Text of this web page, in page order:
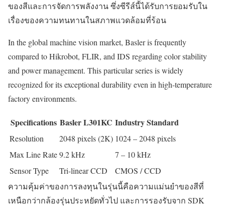
ของสีและการจัดการพลังงาน ซึ่งซีรีส์นี้ได้รับการยอมรับใน
เรื่องของความทนทานในสภาพแวดล้อมที่ร้อน
In the global machine vision market, Basler is frequently
compared to Hikrobot, FLIR, and IDS regarding color stability
and power management. This particular series is widely
recognized for its exceptional durability even in high-temperature
factory environments.
Specifications Basler L301KC Industry Standard
Resolution 2048 pixels (2K) 1024 – 2048 pixels
Max Line Rate9.2 kHz
7 – 10 kHz
Sensor Type
Tri-linear CCD
CMOS / CCD
ความคุ้มค่าของการลงทุนในรุ่นนี้คือความแม่นยำของสีที่
เหนือกว่ากล้องรุ่นประหยัดทั่วไป และการรองรับจาก SDK